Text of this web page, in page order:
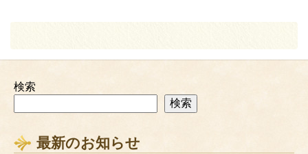
検索
検索
最新のお知らせ